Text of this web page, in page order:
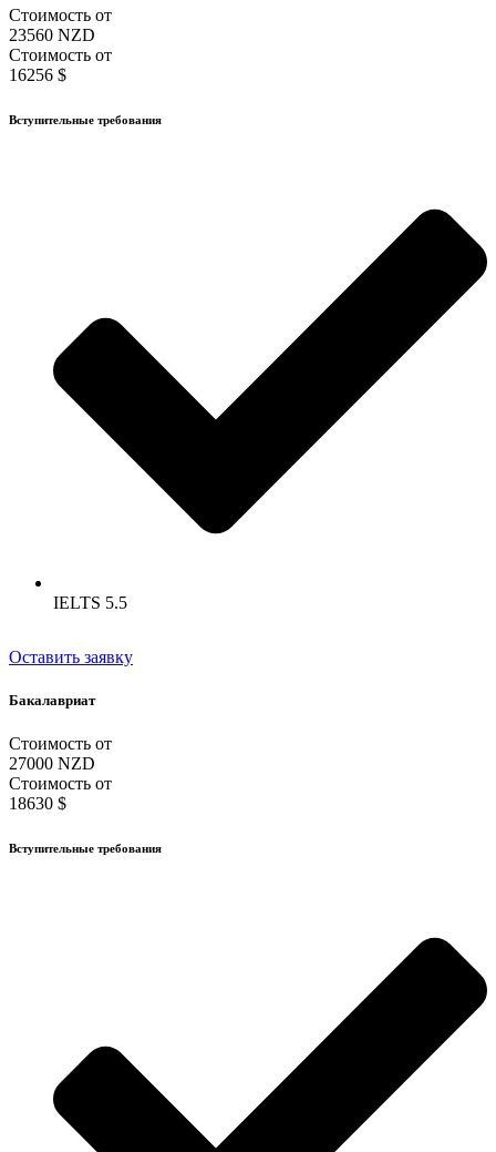
Стоимость от
23560 NZD
Стоимость от
16256 $
Вступительные требования
IELTS 5.5
Оставить заявку
Бакалавриат
Стоимость от
27000 NZD
Стоимость от
18630 $
Вступительные требования